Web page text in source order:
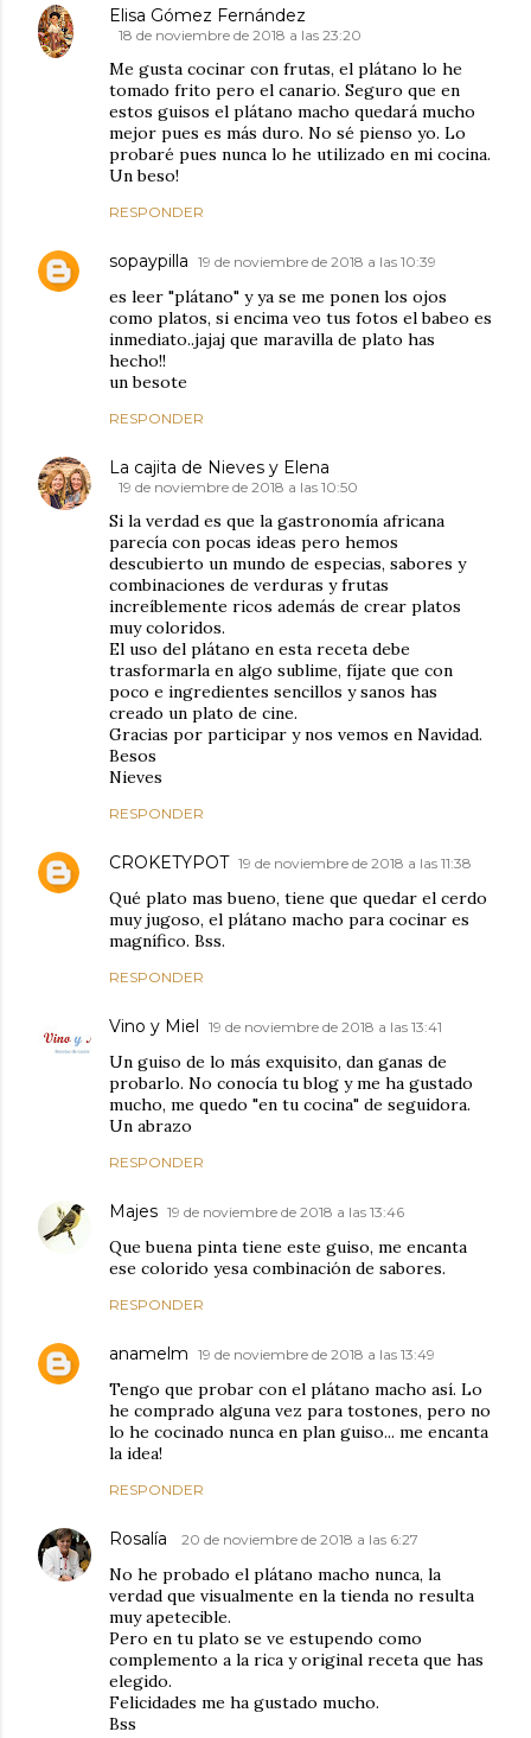
Elisa Gómez Fernández
18 de noviembre de 2018 a las 23:20
Me gusta cocinar con frutas, el plátano lo he
tomado frito pero el canario. Seguro que en
estos guisos el plátano macho quedará mucho
mejor pues es más duro. No sé pienso yo. Lo
probaré pues nunca lo he utilizado en mi cocina.
Un beso!
RESPONDER
sopaypilla 19 de noviembre de 2018 a las 10:39
es leer "plátano" y ya se me ponen los ojos
como platos, si encima veo tus fotos el babeo es
inmediato..jajaj que maravilla de plato has
hecho!!
un besote
RESPONDER
La cajita de Nieves y Elena
19 de noviembre de 2018 a las 10:50
Si la verdad es que la gastronomía africana
parecía con pocas ideas pero hemos
descubierto un mundo de especias, sabores y
combinaciones de verduras y frutas
increíblemente ricos además de crear platos
muy coloridos.
El uso del plátano en esta receta debe
trasformarla en algo sublime, fíjate que con
poco e ingredientes sencillos y sanos has
creado un plato de cine.
Gracias por participar y nos vemos en Navidad.
Besos
Nieves
RESPONDER
CROKETYPOT 19 de noviembre de 2018 a las 11:38
Qué plato mas bueno, tiene que quedar el cerdo
muy jugoso, el plátano macho para cocinar es
magnífico. Bss.
RESPONDER
Vino y Miel 19 de noviembre de 2018 a las 13:41
Un guiso de lo más exquisito, dan ganas de
probarlo. No conocía tu blog y me ha gustado
mucho, me quedo "en tu cocina" de seguidora.
Un abrazo
RESPONDER
Majes 19 de noviembre de 2018 a las 13:46
Que buena pinta tiene este guiso, me encanta
ese colorido yesa combinación de sabores.
RESPONDER
anamelm 19 de noviembre de 2018 a las 13:49
Tengo que probar con el plátano macho así. Lo
he comprado alguna vez para tostones, pero no
lo he cocinado nunca en plan guiso... me encanta
la idea!
RESPONDER
Rosalía 20 de noviembre de 2018 a las 6:27
No he probado el plátano macho nunca, la
verdad que visualmente en la tienda no resulta
muy apetecible.
Pero en tu plato se ve estupendo como
complemento a la rica y original receta que has
elegido.
Felicidades me ha gustado mucho.
Bss